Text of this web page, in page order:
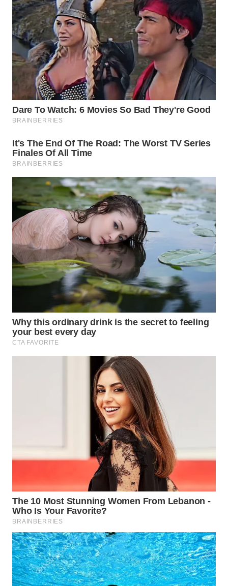
WN
INDRAMAYU
WN
KUNINGAN
WN
MAJALENGKA
SUBANG
SUKABUMI
WN
PURWAKARTA
WN
PRIANGAN
TIMUR
SEMARANG
WN
SOLO
SURABAYA
WN
NATUNA
WN
BINTAN
WN
MANDALIKA